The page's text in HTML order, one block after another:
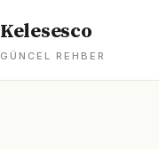
Kelesesco
GÜNCEL REHBER